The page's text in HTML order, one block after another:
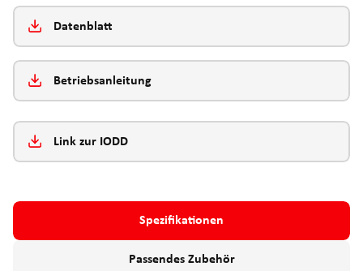
Datenblatt
Betriebsanleitung
Link zur IODD
Spezifikationen
Passendes Zubehör